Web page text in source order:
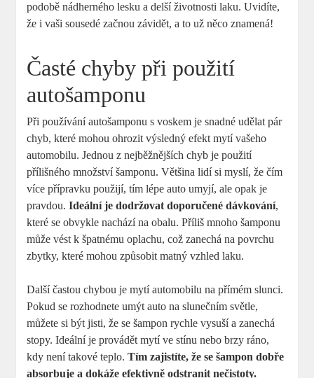
podobě nádherného lesku a delší životnosti laku. Uvidíte,
že i vaši sousedé začnou závidět, a to už něco znamená!
Časté chyby při použití
autošamponu
Při používání autošamponu s voskem je snadné udělat pár
chyb, které mohou ohrozit výsledný efekt mytí vašeho
automobilu. Jednou z nejběžnějších chyb je použití
přílišného množství šamponu. Většina lidí si myslí, že čím
více přípravku použijí, tím lépe auto umyjí, ale opak je
pravdou.Ideální je dodržovat doporučené dávkování,
které se obvykle nachází na obalu. Příliš mnoho šamponu
může vést k špatnému oplachu, což zanechá na povrchu
zbytky, které mohou způsobit matný vzhled laku.
Další častou chybou je mytí automobilu na přímém slunci.
Pokud se rozhodnete umýt auto na slunečním světle,
můžete si být jisti, že se šampon rychle vysuší a zanechá
stopy. Ideální je provádět mytí ve stínu nebo brzy ráno,
kdy není takové teplo.Tím zajistíte, že se šampon dobře
absorbuje a dokáže efektivně odstranit nečistoty.